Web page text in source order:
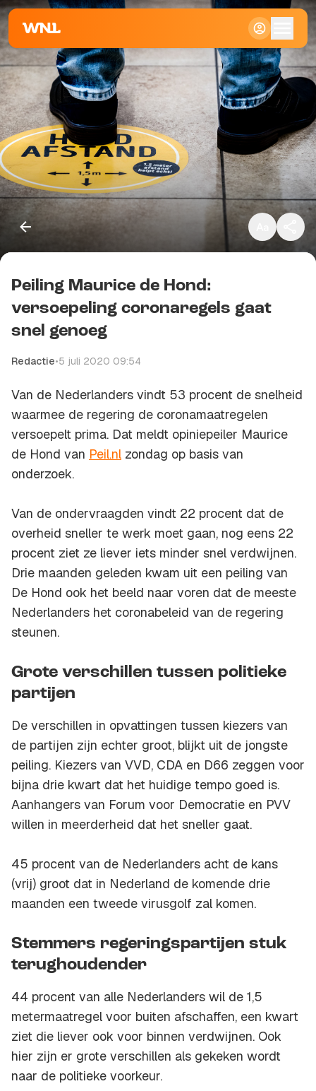
Klein
Standaard
Groot
Peiling Maurice de Hond:
versoepeling coronaregels gaat
snel genoeg
Redactie•5 juli 2020 09:54
Van de Nederlanders vindt 53 procent de snelheid
waarmee de regering de coronamaatregelen
versoepelt prima. Dat meldt opiniepeiler Maurice
de Hond van Peil.nl zondag op basis van
onderzoek.
Van de ondervraagden vindt 22 procent dat de
overheid sneller te werk moet gaan, nog eens 22
procent ziet ze liever iets minder snel verdwijnen.
Drie maanden geleden kwam uit een peiling van
De Hond ook het beeld naar voren dat de meeste
Nederlanders het coronabeleid van de regering
steunen.
Grote verschillen tussen politieke
partijen
De verschillen in opvattingen tussen kiezers van
de partijen zijn echter groot, blijkt uit de jongste
peiling. Kiezers van VVD, CDA en D66 zeggen voor
bijna drie kwart dat het huidige tempo goed is.
Aanhangers van Forum voor Democratie en PVV
willen in meerderheid dat het sneller gaat.
45 procent van de Nederlanders acht de kans
(vrij) groot dat in Nederland de komende drie
maanden een tweede virusgolf zal komen.
Stemmers regeringspartijen stuk
terughoudender
44 procent van alle Nederlanders wil de 1,5
metermaatregel voor buiten afschaffen, een kwart
ziet die liever ook voor binnen verdwijnen. Ook
hier zijn er grote verschillen als gekeken wordt
naar de politieke voorkeur.